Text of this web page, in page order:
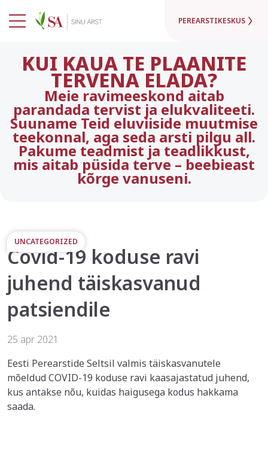
PEREARSTIKESKUS
KUI KAUA TE PLAANITE
TERVENA ELADA?
Meie ravimeeskond aitab
parandada tervist ja elukvaliteeti.
Suuname Teid eluviiside muutmise
teekonnal, aga seda arsti pilgu all.
Pakume teadmist ja teadlikkust,
mis aitab püsida terve – beebieast
kõrge vanuseni.
UNCATEGORIZED
Covid-19 koduse ravi
juhend täiskasvanud
patsiendile
25 apr 2021
Eesti Perearstide Seltsil valmis täiskasvanutele
mõeldud COVID-19 koduse ravi kaasajastatud juhend,
kus antakse nõu, kuidas haigusega kodus hakkama
saada.